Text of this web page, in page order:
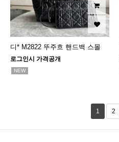
디* M2822 뚜주흐 핸드백 스몰
로그인시 가격공개
NEW
1 2